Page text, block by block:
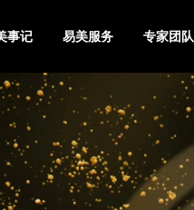
事记 易美服务 专家团队